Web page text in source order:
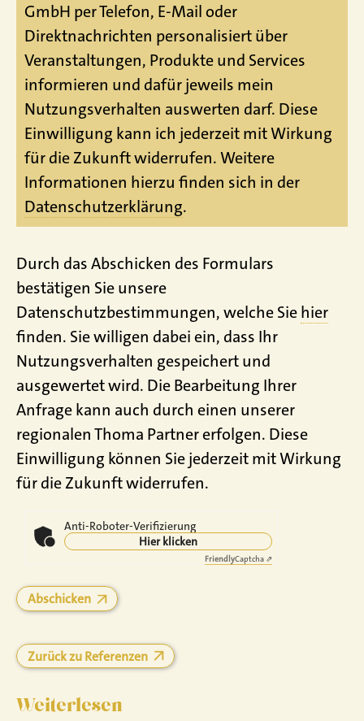
GmbH per Telefon, E-Mail oder
Direktnachrichten personalisiert über
Veranstaltungen, Produkte und Services
informieren und dafür jeweils mein
Nutzungsverhalten auswerten darf. Diese
Einwilligung kann ich jederzeit mit Wirkung
für die Zukunft widerrufen. Weitere
Informationen hierzu finden sich in der
Datenschutzerklärung.
Durch das Abschicken des Formulars
bestätigen Sie unsere
Datenschutzbestimmungen, welche Siehier
finden. Sie willigen dabei ein, dass Ihr
Nutzungsverhalten gespeichert und
ausgewertet wird. Die Bearbeitung Ihrer
Anfrage kann auch durch einen unserer
regionalen Thoma Partner erfolgen. Diese
Einwilligung können Sie jederzeit mit Wirkung
für die Zukunft widerrufen.
Anti-Roboter-Verifizierung
Hier klicken
FriendlyCaptcha ⇗
Zurück zu Referenzen
Weiterlesen